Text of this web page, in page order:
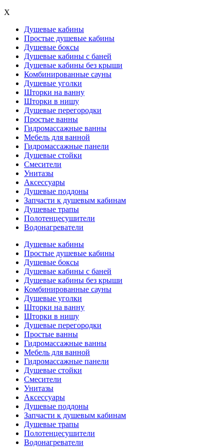
X
Душевые кабины
Простые душевые кабины
Душевые боксы
Душевые кабины с баней
Душевые кабины без крыши
Комбинированные сауны
Душевые уголки
Шторки на ванну
Шторки в нишу
Душевые перегородки
Простые ванны
Гидромассажные ванны
Мебель для ванной
Гидромассажные панели
Душевые стойки
Смесители
Унитазы
Аксессуары
Душевые поддоны
Запчасти к душевым кабинам
Душевые трапы
Полотенцесушители
Водонагреватели
Душевые кабины
Простые душевые кабины
Душевые боксы
Душевые кабины с баней
Душевые кабины без крыши
Комбинированные сауны
Душевые уголки
Шторки на ванну
Шторки в нишу
Душевые перегородки
Простые ванны
Гидромассажные ванны
Мебель для ванной
Гидромассажные панели
Душевые стойки
Смесители
Унитазы
Аксессуары
Душевые поддоны
Запчасти к душевым кабинам
Душевые трапы
Полотенцесушители
Водонагреватели